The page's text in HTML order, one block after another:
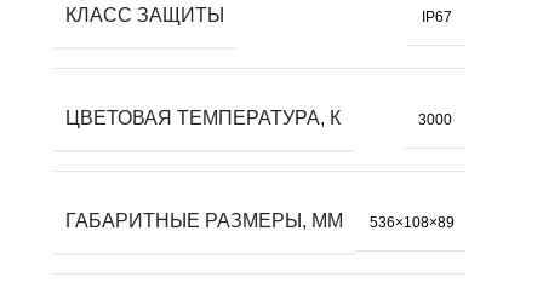
КЛАСС ЗАЩИТЫ IP67
ЦВЕТОВАЯ ТЕМПЕРАТУРА, К 3000
ГАБАРИТНЫЕ РАЗМЕРЫ, ММ 536×108×89